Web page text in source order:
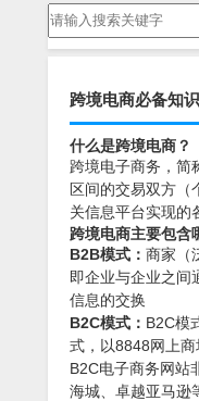
跨境电商必备知识
什么是跨境电商？
跨境电子商务，简
区间的交易双方（
关信息平台实现的
跨境电商主要包含
B2B模式： 商家（
即企业与企业之间
信息的交换
B2C模式： B2C模
式，以8848网上
B2C电子商务网站
海城、卓越亚马逊